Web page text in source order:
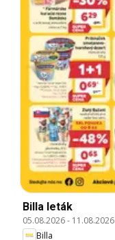
Billa leták
05.08.2026- 11.08.2026
Billa